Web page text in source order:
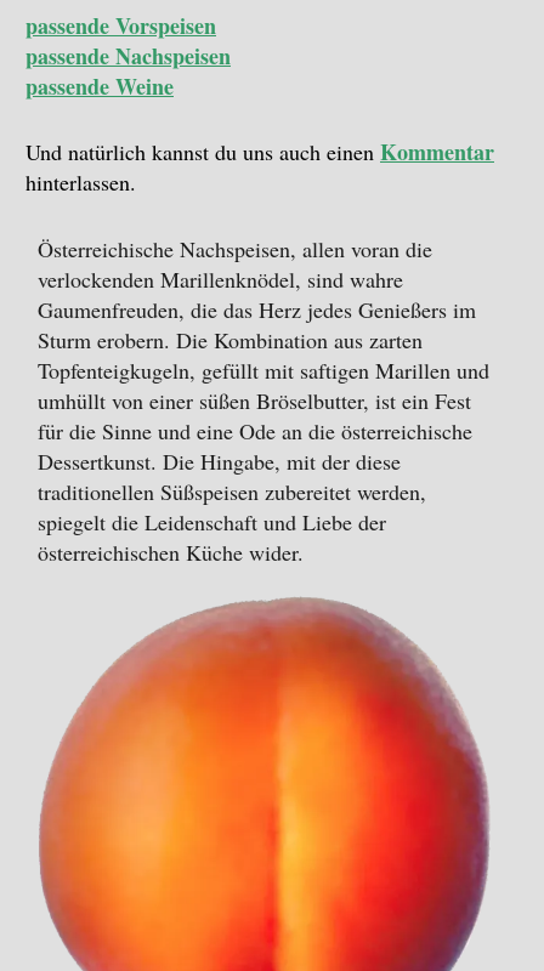
passende Vorspeisen
passende Nachspeisen
passende Weine
Und natürlich kannst du uns auch einen Kommentar
hinterlassen.
Österreichische Nachspeisen, allen voran die
verlockenden Marillenknödel, sind wahre
Gaumenfreuden, die das Herz jedes Genießers im
Sturm erobern. Die Kombination aus zarten
Topfenteigkugeln, gefüllt mit saftigen Marillen und
umhüllt von einer süßen Bröselbutter, ist ein Fest
für die Sinne und eine Ode an die österreichische
Dessertkunst. Die Hingabe, mit der diese
traditionellen Süßspeisen zubereitet werden,
spiegelt die Leidenschaft und Liebe der
österreichischen Küche wider.